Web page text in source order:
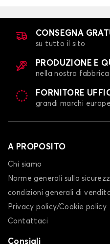
CONSEGNA
su tutto il sito
PRODUZIONE E
nella nostra fabbrica
FORNITORE
grandi marchi
A PROPOSITO
Chi siamo
Norme generali sulla
condizioni generali di
Privacy policy/Cookie policy
Contattaci
Consigli